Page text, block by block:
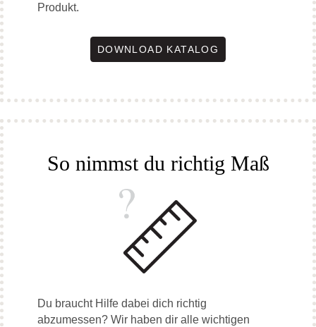
Produkt.
DOWNLOAD KATALOG
So nimmst du richtig Maß
Du braucht Hilfe dabei dich richtig
abzumessen? Wir haben dir alle wichtigen